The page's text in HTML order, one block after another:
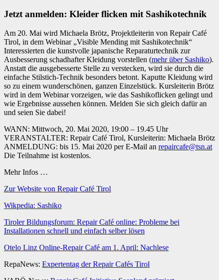
Jetzt anmelden: Kleider flicken mit Sashikotechnik
Am 20. Mai wird Michaela Brötz, Projektleiterin von Repair Café
Tirol, in dem Webinar „Visible Mending mit Sashikotechnik“
Interessierten die kunstvolle japanische Reparaturtechnik zur
Ausbesserung schadhafter Kleidung vorstellen (mehr über Sashiko).
Anstatt die ausgebesserte Stelle zu verstecken, wird sie durch die
einfache Stilstich-Technik besonders betont. Kaputte Kleidung wird
so zu einem wunderschönen, ganzen Einzelstück. Kursleiterin Brötz
wird in dem Webinar vorzeigen, wie das Sashikoflicken gelingt und
wie Ergebnisse aussehen können. Melden Sie sich gleich dafür an
und seien Sie dabei!
WANN: Mittwoch, 20. Mai 2020, 19:00 – 19.45 Uhr
VERANSTALTER: Repair Café Tirol, Kursleiterin: Michaela Brötz
ANMELDUNG: bis 15. Mai 2020 per E-Mail an repaircafe@tsn.at
Die Teilnahme ist kostenlos.
Mehr Infos …
Zur Website von Repair Café Tirol
Wikpedia: Sashiko
Tiroler Bildungsforum: Repair Café online: Probleme bei
Installationen schnell und einfach selber lösen
Otelo Linz Online-Repair Café am 1. April: Nachlese
RepaNews: Expertentag der Repair Cafés Tirol